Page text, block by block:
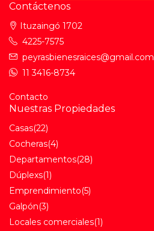
Contáctenos
Ituzaingó 1702
4225-7575
peyrasbienesraices@gmail.com
11 3416-8734
Contacto
Nuestras Propiedades
Casas(22)
Cocheras(4)
Departamentos(28)
Dúplexs(1)
Emprendimiento(5)
Galpón(3)
Locales comerciales(1)